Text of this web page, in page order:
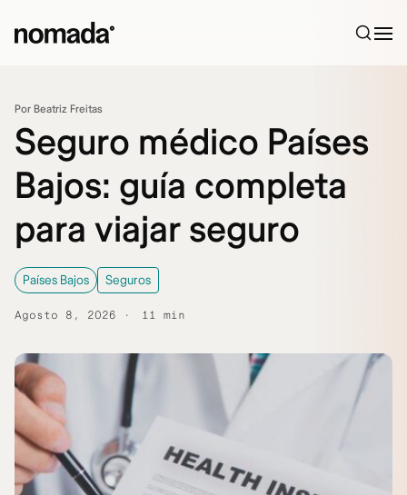
Por Beatriz Freitas
Seguro médico Países
Bajos: guía completa
para viajar seguro
Países Bajos Seguros
Agosto 8, 2026 11 min